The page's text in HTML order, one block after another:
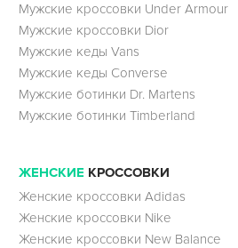
Мужские кроссовки Under Armour
Мужские кроссовки Dior
Мужские кеды Vans
Мужские кеды Converse
Мужские ботинки Dr. Martens
Мужские ботинки Timberland
ЖЕНСКИЕ КРОССОВКИ
Женские кроссовки Adidas
Женские кроссовки Nike
Женские кроссовки New Balance